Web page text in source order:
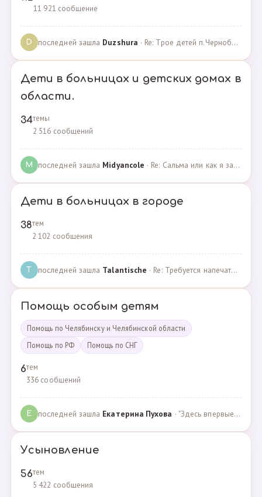
11 921 сообщение
D последней зашла Duzshura · Re: Трое детей п.Черноборский Чесменский район. · 27.06.2024
Дети в больницах и детских домах в
области.
34темы
2 516 сообщений
M последней зашла Midyancole · Re: Сальма или как я захотела помочь взросым сиротам · 16.12.2019
Дети в больницах в городе
38тем
2 102 сообщения
T последней зашла Talantische · Re: Требуется напечатать бейджики · 09.02.2024
Помощь особым детям
Помощь по Челябинску и Челябинской области
Помощь по РФ
Помощь по СНГ
6тем
336 сообщений
Е последней зашла Екатерина Пухова · "Здесь впервые поверили в моего сына и подарили над… · 09.09.2019
Усыновление
56тем
5 422 сообщения